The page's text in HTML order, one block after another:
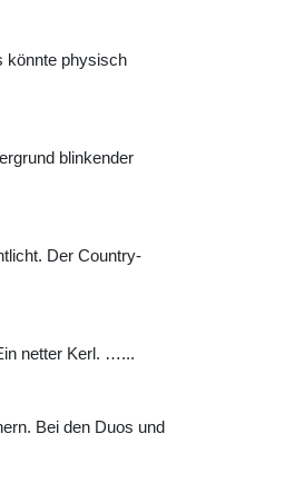
könnte physisch
blinkender
Der Country-
netter Kerl. …...
Bei den Duos und